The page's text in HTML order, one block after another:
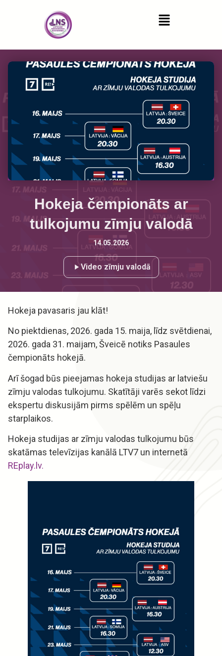
Hokeja čempionāts ar
tulkojumu zīmju valodā
14.05.2026
Video zīmju valodā
Hokeja pavasaris jau klāt!
No piektdienas, 2026. gada 15. maija, līdz svētdienai,
2026. gada 31. maijam, Šveicē notiks Pasaules
čempionāts hokejā.
Arī šogad būs pieejamas hokeja studijas ar latviešu
zīmju valodas tulkojumu. Skatītāji varēs sekot līdzi
ekspertu diskusijām pirms spēlēm un spēļu
starplaikos.
Hokeja studijas ar zīmju valodas tulkojumu būs
skatāmas televīzijas kanālā LTV7 un internetā
REplay.lv.